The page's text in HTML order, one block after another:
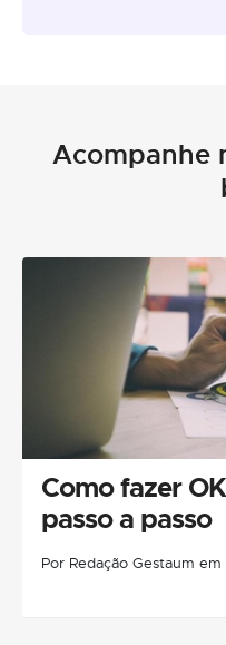
Acompanhe
Como fazer
passo a passo
Por Redação Gestaum